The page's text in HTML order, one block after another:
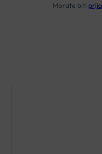
Morate biti